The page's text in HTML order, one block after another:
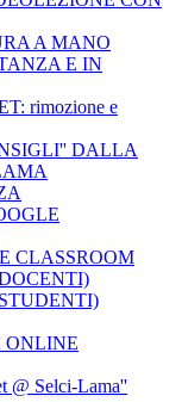
A MANO
E IN
rimozione e
DALLA
CLASSROOM
ONLINE
@ Selci-Lama''